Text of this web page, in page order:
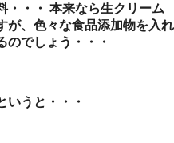
・・・ 本来なら生クリーム
が、色々な食品添加物を入れ
のでしょう・・・
いうと・・・